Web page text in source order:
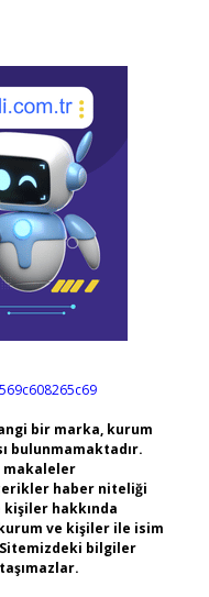
bir marka, kurum
bulunmamaktadır.
makaleler
haber niteliği
hakkında
ve kişiler ile isim
bilgiler